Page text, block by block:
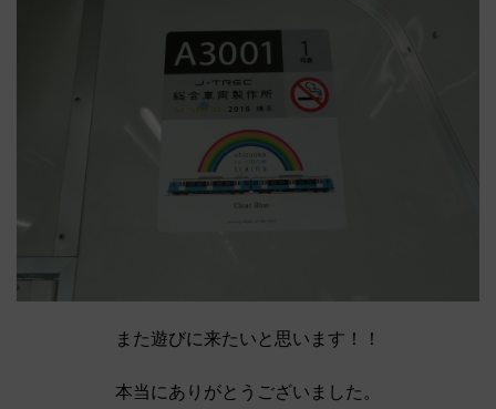
また遊びに来たいと思います！！
本当にありがとうございました。